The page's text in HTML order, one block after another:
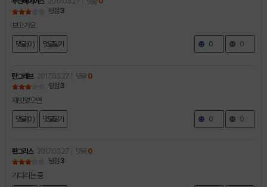
평점 3
보고가요
댓글(0 ) 댓글달기 0 0
탄그레브 2017.03.27 댓글 0
평점 3
재밋었으면
댓글(0 ) 댓글달기 0 0
판그라스 2017.03.27 댓글 0
평점 3
기다리는 중